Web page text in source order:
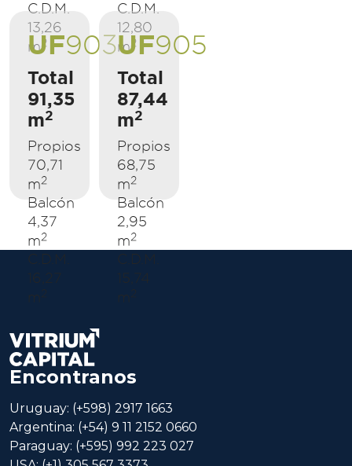
C.D.M.
13,26
m 2
C.D.M.
12,80
m 2
UF903
Total
91,35
m2
Propios
70,71
m2
Balcón
4,37
m2
C.D.M.
m
UF905
Total
87,44
m2
Propios
68,75
m2
Balcón
2,95
m2
C.D.M.
m
Encontranos
Uruguay: (+598) 2917 1663
Argentina: (+54) 9 11 2152 0660
Paraguay: (+595) 992 223 027